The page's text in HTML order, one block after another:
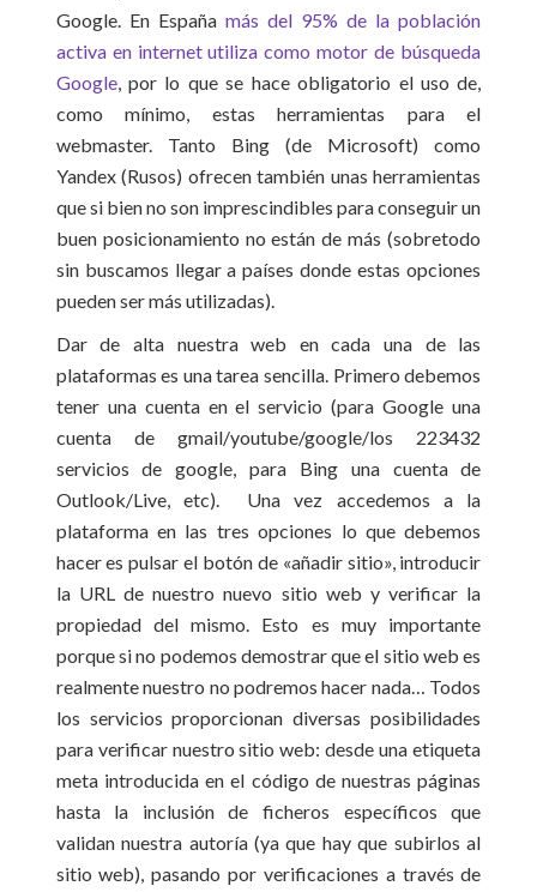
Google. En España más del 95% de la población
activa en internet utiliza como motor de búsqueda
Google, por lo que se hace obligatorio el uso de,
como mínimo, estas herramientas para el
webmaster. Tanto Bing (de Microsoft) como
Yandex (Rusos) ofrecen también unas herramientas
que si bien no son imprescindibles para conseguir un
buen posicionamiento no están de más (sobretodo
sin buscamos llegar a países donde estas opciones
pueden ser más utilizadas).
Dar de alta nuestra web en cada una de las
plataformas es una tarea sencilla. Primero debemos
tener una cuenta en el servicio (para Google una
cuenta de gmail/youtube/google/los 223432
servicios de google, para Bing una cuenta de
Outlook/Live, etc). Una vez accedemos a la
plataforma en las tres opciones lo que debemos
hacer es pulsar el botón de «añadir sitio», introducir
la URL de nuestro nuevo sitio web y verificar la
propiedad del mismo. Esto es muy importante
porque si no podemos demostrar que el sitio web es
realmente nuestro no podremos hacer nada… Todos
los servicios proporcionan diversas posibilidades
para verificar nuestro sitio web: desde una etiqueta
meta introducida en el código de nuestras páginas
hasta la inclusión de ficheros específicos que
validan nuestra autoría (ya que hay que subirlos al
sitio web), pasando por verificaciones a través de